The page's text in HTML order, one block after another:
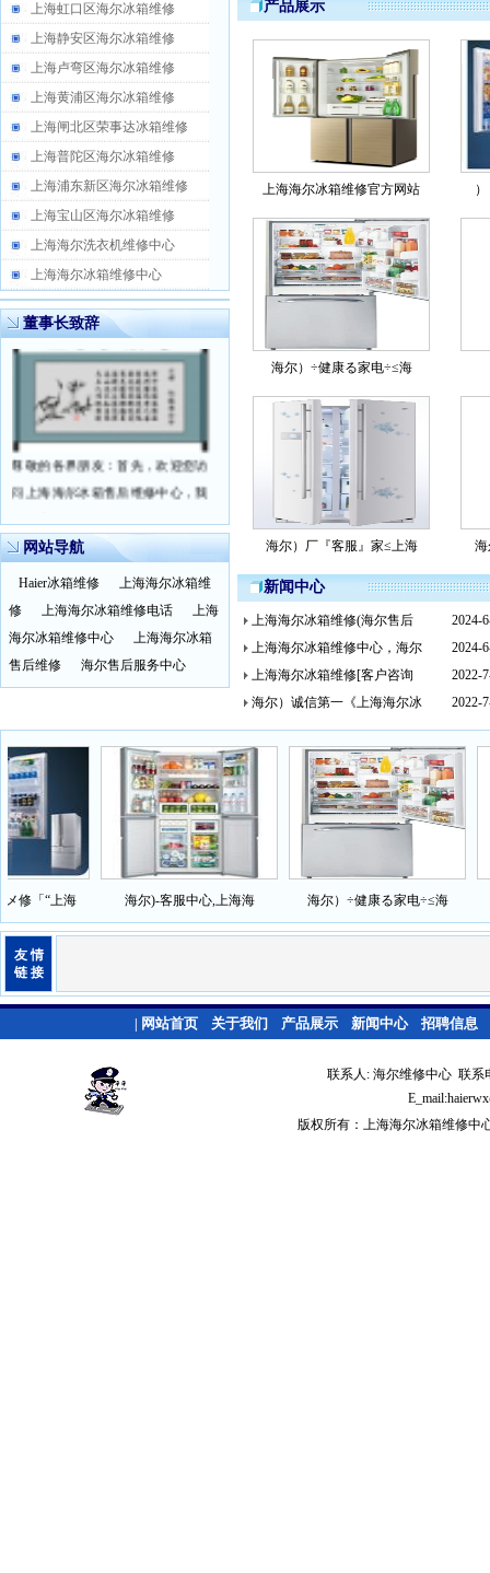
上海虹口区海尔冰箱维修
上海静安区海尔冰箱维修
上海卢弯区海尔冰箱维修
上海黄浦区海尔冰箱维修
上海闸北区荣事达冰箱维修
上海普陀区海尔冰箱维修
上海浦东新区海尔冰箱维修
上海宝山区海尔冰箱维修
上海海尔洗衣机维修中心
上海海尔冰箱维修中心
董事长致辞
尊敬的各界朋友：首先，欢迎您访
网站导航
Haier冰箱维修
上海海尔冰箱维
修
上海海尔冰箱维修电话
上海
海尔冰箱维修中心
上海海尔冰箱
售后维修
海尔售后服务中心
产品展示
上海海尔冰箱维修官方网站
海尔）÷健康る家电÷≤海
海尔）厂『客服』家≤上海
新闻中心
上海海尔冰箱维修(海尔售后
2024-
上海海尔冰箱维修中心，海尔
2024-
上海海尔冰箱维修[客户咨询
2022-
海尔）诚信第一《上海海尔冰
2022-
「“上海 海尔)-客服中心,上海海 海尔）÷健康る家电÷≤海
友 情
链 接
网站首页 关于我们 产品展示 新闻中心 招聘信息
联系人: 海尔维修中心 联系
版权所有：上海海尔冰箱维修中